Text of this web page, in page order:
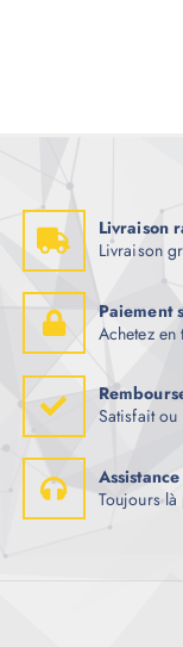
Livraison
Livraison
Paiement
Achetez
Satisfait
Toujours